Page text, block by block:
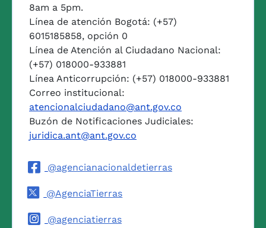
8am a 5pm.
Línea de atención Bogotá: (+57)
6015185858, opción 0
Línea de Atención al Ciudadano Nacional:
(+57) 018000-933881
Línea Anticorrupción: (+57) 018000-933881
Correo institucional:
atencionalciudadano@ant.gov.co
Buzón de Notificaciones Judiciales:
juridica.ant@ant.gov.co
@agencianacionaldetierras
@AgenciaTierras
@agenciatierras